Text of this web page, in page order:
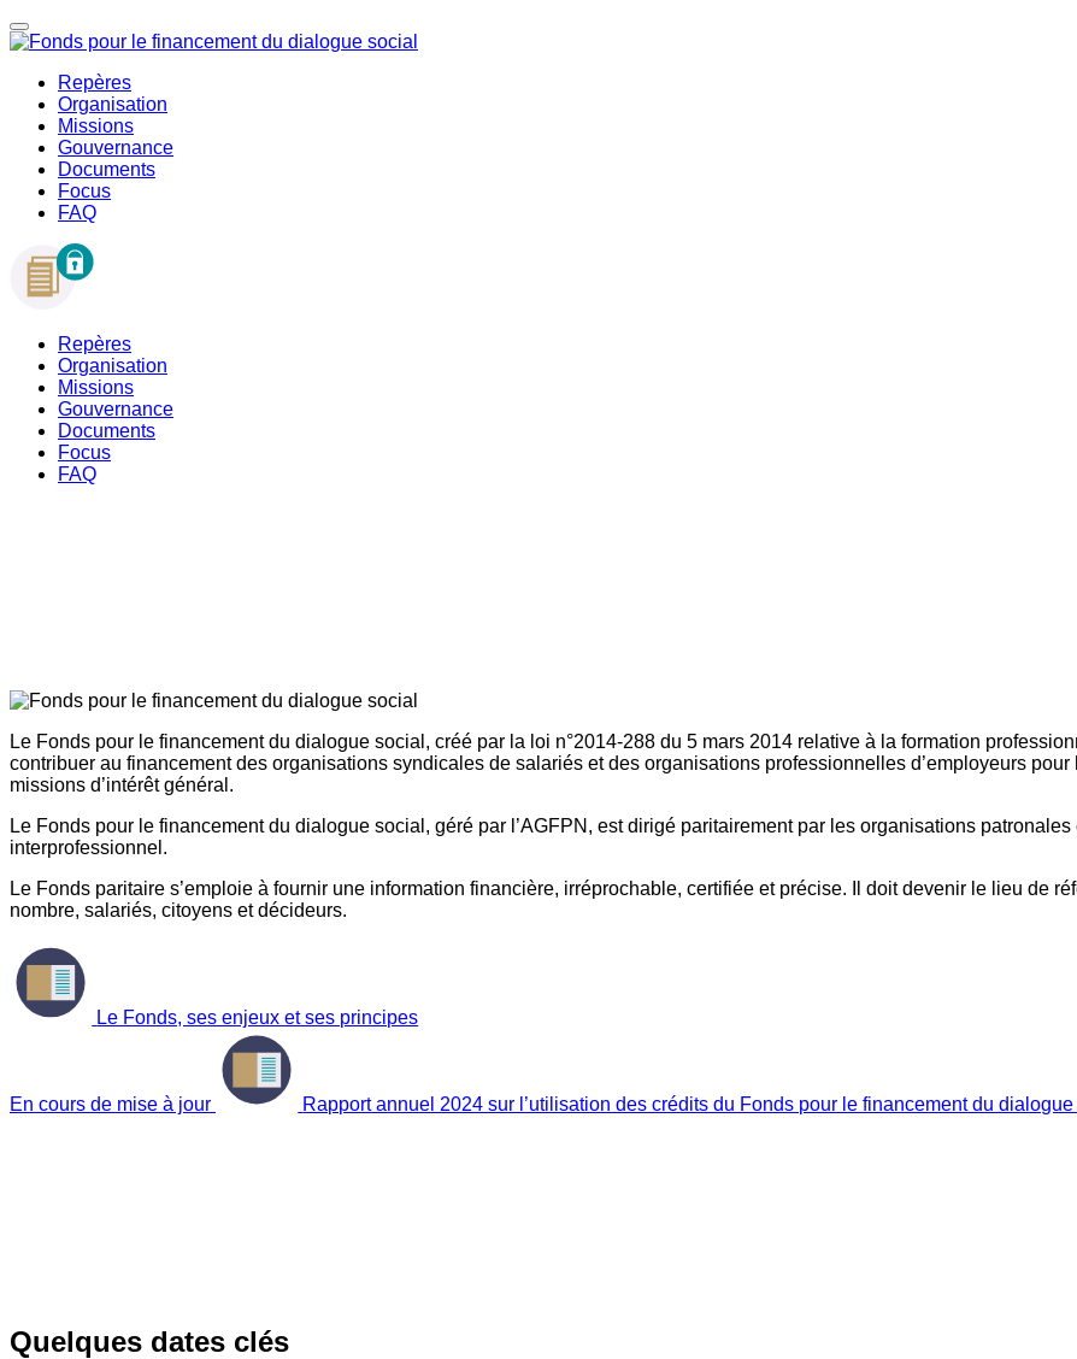
Repères
Organisation
Missions
Gouvernance
Documents
Focus
FAQ
Repères
Organisation
Missions
Gouvernance
Documents
Focus
FAQ
Le Fonds pour le financement du dialogue social, créé par la loi n°2014-288 du 5 mars 2014 relative à la formation
contribuer au financement des organisations syndicales de salariés et des organisations professionnelles d’employeurs
missions d’intérêt général.
Le Fonds pour le financement du dialogue social, géré par l’AGFPN, est dirigé paritairement par les organisations
interprofessionnel.
Le Fonds paritaire s’emploie à fournir une information financière, irréprochable, certifiée et précise. Il doit devenir le lieu de
nombre, salariés, citoyens et décideurs.
Le Fonds, ses enjeux et ses principes
En cours de mise à jour Rapport annuel 2024 sur l’utilisation des crédits du Fonds pour le financement du dialogue
Quelques dates clés